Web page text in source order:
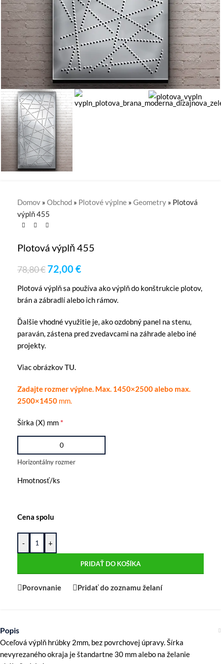
Domov » Obchod » Plotové výplne » Geometry » Plotová
výplň 455
Plotová výplň 455
78,80€ 72,00 €
Plotová výplň sa používa ako výplň do konštrukcie plotov,
brán a zábradlí alebo ich rámov.
Ďalšie vhodné využitie je, ako ozdobný panel na stenu,
paraván, zástena pred zvedavcami na záhrade alebo iné
projekty.
Viac obrázkovTU.
Zadajte rozmer výplne. Max. 1450×2500 alebo max.
2500×1450 mm.
Šírka (X) mm *
Horizontálny rozmer
Hmotnosť/ks
Cena spolu
- +
PRIDAŤ DO KOŠÍKA
Porovnanie Pridať do zoznamu želaní
Popis
Oceľová výplň hrúbky 2mm, bez povrchovej úpravy. Šírka
nevyrezaného okraja je štandartne 30 mm alebo na želanie